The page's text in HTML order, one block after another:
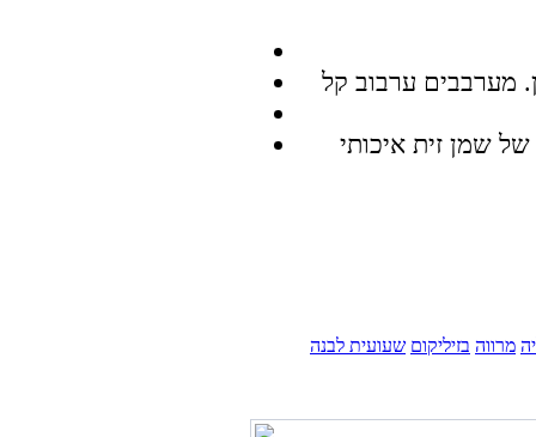
מרווה בזיליקום שעועית לבנה